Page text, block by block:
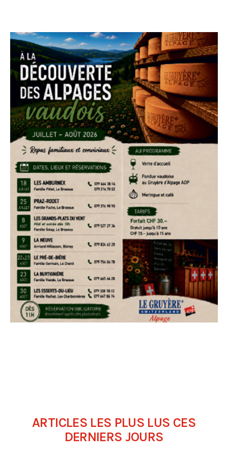
ARTICLES LES PLUS LUS CES
DERNIERS JOURS